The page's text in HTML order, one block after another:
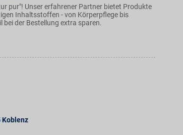
pur"! Unser erfahrener Partner bietet Produkte
Inhaltsstoffen - von Körperpflege bis
bei der Bestellung extra sparen.
Koblenz